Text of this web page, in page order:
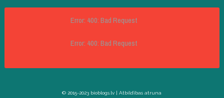
Error: 400: Bad Request
Error: 400: Bad Request
© 2015-2023 bioblogs.lv |Atbildības atruna